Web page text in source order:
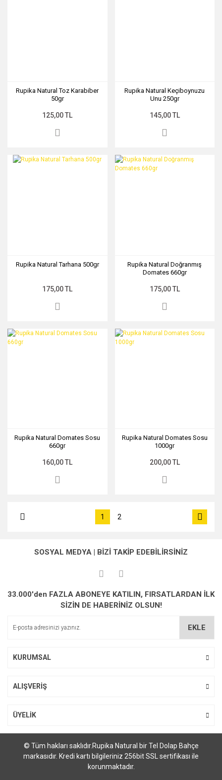
Rupika Natural Toz Karabiber
50gr
125,00 TL
Rupika Natural Keçiboynuzu
Unu 250gr
145,00 TL
Rupika Natural Tarhana 500gr
175,00 TL
Rupika Natural Doğranmış
Domates 660gr
175,00 TL
Rupika Natural Domates Sosu
660gr
160,00 TL
Rupika Natural Domates Sosu
1000gr
200,00 TL
1 2
SOSYAL MEDYA | BİZİ TAKİP EDEBİLİRSİNİZ
33.000'den FAZLA ABONEYE KATILIN, FIRSATLARDAN İLK
SİZİN DE HABERİNİZ OLSUN!
EKLE
KURUMSAL
ALIŞVERİŞ
ÜYELİK
© Tüm hakları saklıdır.Rupika Natural bir Tel Dolap Bahçe
markasıdır. Kredi kartı bilgileriniz 256bit SSL sertifikası ile
korunmaktadır.